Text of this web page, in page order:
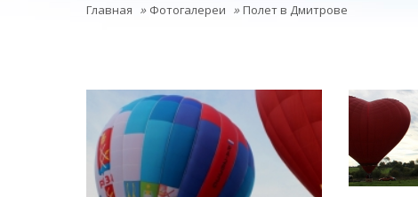
Главная » Фотогалереи »Полет в Дмитрове